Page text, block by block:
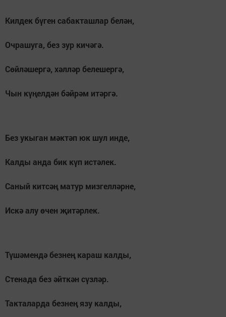
Килдек бүген сабакташлар белән,
Очрашуга, без зур кичәгә.
Сөйләшергә, хәлләр белешергә,
Чын күңелдән бәйрәм итәргә.
Без укыган мәктәп юк шул инде,
Калды анда бик күп истәлек.
Саный китсәң матур мизгелләрне,
Искә алу өчен җитәрлек.
Түшәмендә безнең караш калды,
Стенада без әйткән сүзләр.
Такталарда безнең язу калды,